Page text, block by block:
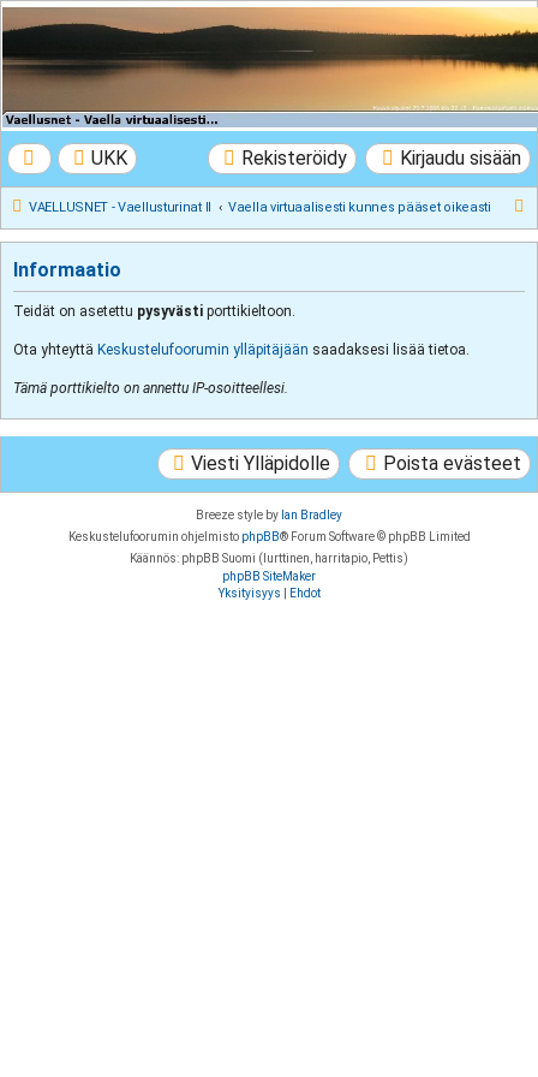
VAELLUSNET -
Vaellusturinat II
UKK Kirjaudu sisään
Rekisteröidy
VAELLUSNET - Vaellusturinat II Vaella virtuaalisesti kunnes pääset oikeasti
Informaatio
Teidät on asetettu pysyvästi porttikieltoon.
Ota yhteyttä Keskustelufoorumin ylläpitäjään saadaksesi lisää tietoa.
Tämä porttikielto on annettu IP-osoitteellesi.
Poista evästeet
Viesti Ylläpidolle
Breeze style by Ian Bradley
Keskustelufoorumin ohjelmisto phpBB® Forum Software © phpBB Limited
Käännös: phpBB Suomi (lurttinen, harritapio, Pettis)
phpBB SiteMaker
Yksityisyys
Ehdot